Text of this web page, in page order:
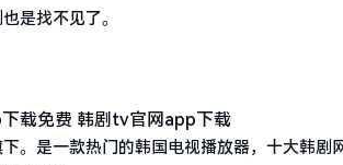
是找不见了。
。是一款热门的韩国电视播放器，十大韩剧